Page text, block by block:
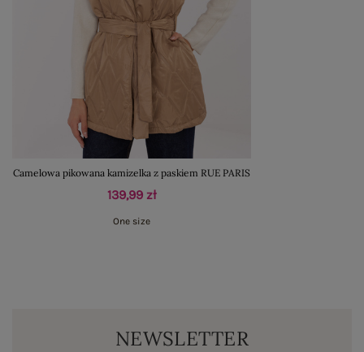
Camelowa pikowana kamizelka z paskiem RUE PARIS
139,99 zł
One size
NEWSLETTER